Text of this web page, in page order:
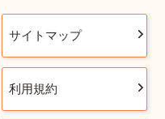
サイトマップ
利用規約